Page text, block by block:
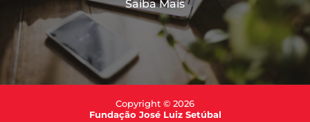
Saiba Mais
Copyright © 2026
Fundação José Luiz Setúbal